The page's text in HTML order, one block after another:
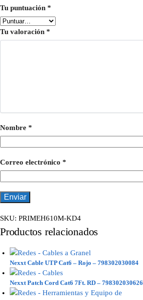
Tu puntuación *
Tu valoración *
Nombre *
Correo electrónico *
SKU: PRIMEH610M-KD4
Productos relacionados
Nexxt Cable UTP Cat6 – Rojo – 798302030084
Nexxt Patch Cord Cat6 7Ft. RD – 798302030626